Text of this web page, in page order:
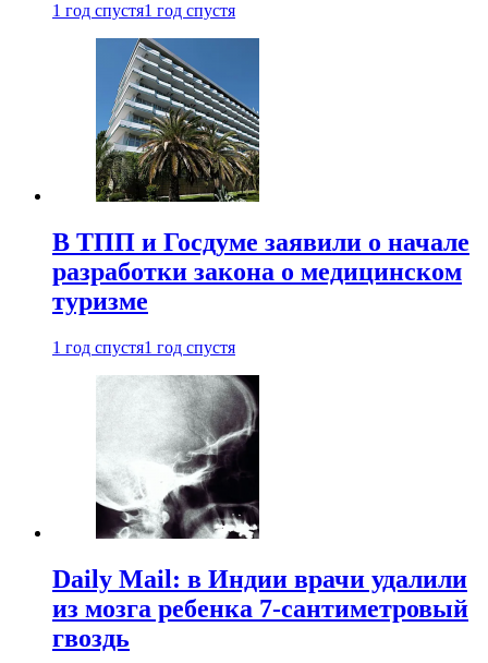
1 год спустя1 год спустя
В ТПП и Госдуме заявили о начале
разработки закона о медицинском
туризме
1 год спустя1 год спустя
Daily Mail: в Индии врачи удалили
из мозга ребенка 7-сантиметровый
гвоздь